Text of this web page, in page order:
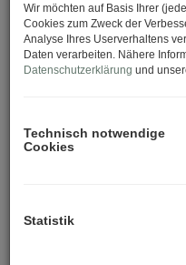
Wir möchten auf Basis Ihrer
Cookies zum Zweck der
Analyse Ihres Userverhaltens
Daten verarbeiten. Nähere
Datenschutzerklärung und
Technisch notwendige
Cookies
Statistik